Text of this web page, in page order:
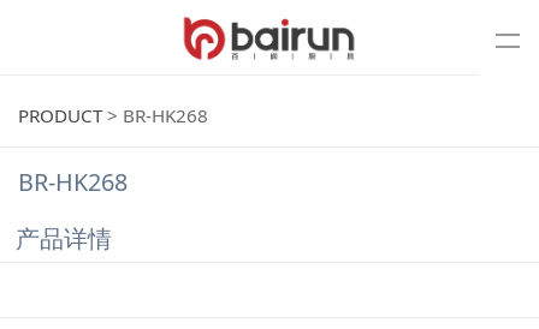
PRODUCT> BR-HK268
BR-HK268
产品详情